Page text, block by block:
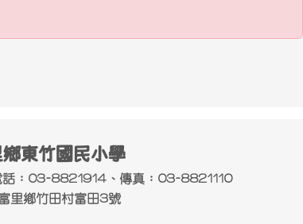
東竹國民小學
：03-8821914、傳真：03-8821110
里鄉竹田村富田3號